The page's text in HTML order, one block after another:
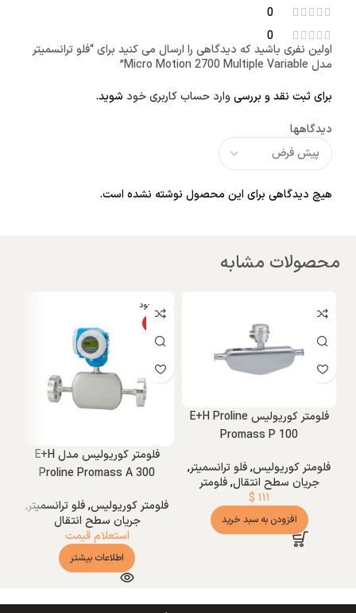
0
0
دیدگاهها
هیچ دیدگاهی برای این محصول نوشته نشده است.
اولین نفری باشید که دیدگاهی را ارسال می کنید برای “فلو ترانسمیتر
مدل Micro Motion 2700 Multiple Variable”
برای ثبت نقد و بررسیوارد حساب کاربری خود شوید.
محصولات مشابه
فلومتر کوریولیس E+H Proline
Promass P 100
فلومتر کوریولیس,فلو ترانسمیتر,
جریان سطح انتقال,فلومتر
$ ۱۱۱
افزودن به سبد خرید
ناموجود
فلومتر کوریولیس مدل E+H
Proline Promass A 300
فلومتر کوریولیس,فلو ترانسمیتر,
جریان سطح انتقال
استعلام قیمت
اطلاعات بیشتر